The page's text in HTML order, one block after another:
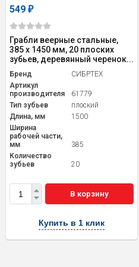
549 ₽
Грабли веерные стальные,
385 х 1450 мм, 20 плоских
зубьев, деревянный черенок...
Бренд
СИБРТЕХ
Артикул
производителя
61779
Тип зубьев
плоский
Длина, мм
1500
Ширина
рабочей части,
мм
385
Количество
зубьев
20
В корзину
Купить в 1 клик